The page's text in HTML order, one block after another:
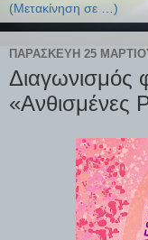
ΠΑΡΑΣΚΕΥΉ 25
Διαγωνισμός
«Ανθισμένες